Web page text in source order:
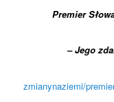
Premier
– Jego
zmianynaziemi/